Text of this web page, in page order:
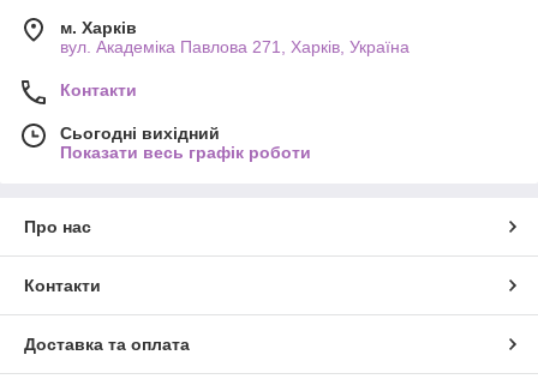
м. Харків
вул. Академіка Павлова 271, Харків, Україна
Контакти
Сьогодні вихідний
Показати весь графік роботи
Про нас
Контакти
Доставка та оплата